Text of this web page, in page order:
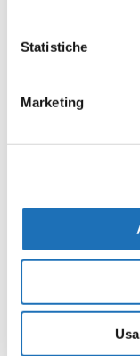
Statistiche
Marketing
della